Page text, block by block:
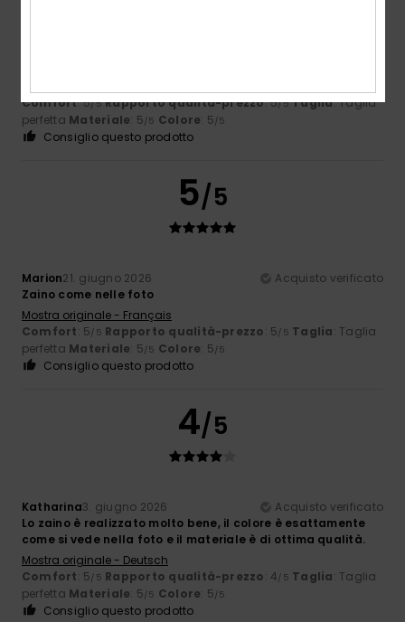
Comfort: 5/5 Rapporto qualità-prezzo: 5/5 Taglia: Taglia
perfetta Materiale: 5/5 Colore: 5/5
Consiglio questo prodotto
5/5
Marion21. giugno 2026
Acquisto verificato
Zaino come nelle foto
Mostra originale - Français
Comfort: 5/5 Rapporto qualità-prezzo: 5/5 Taglia: Taglia
perfetta Materiale: 5/5 Colore: 5/5
Consiglio questo prodotto
4/5
Katharina3. giugno 2026
Acquisto verificato
Lo zaino è realizzato molto bene, il colore è esattamente
come si vede nella foto e il materiale è di ottima qualità.
Mostra originale - Deutsch
Comfort: 5/5 Rapporto qualità-prezzo: 4/5 Taglia: Taglia
perfetta Materiale: 5/5 Colore: 5/5
Consiglio questo prodotto